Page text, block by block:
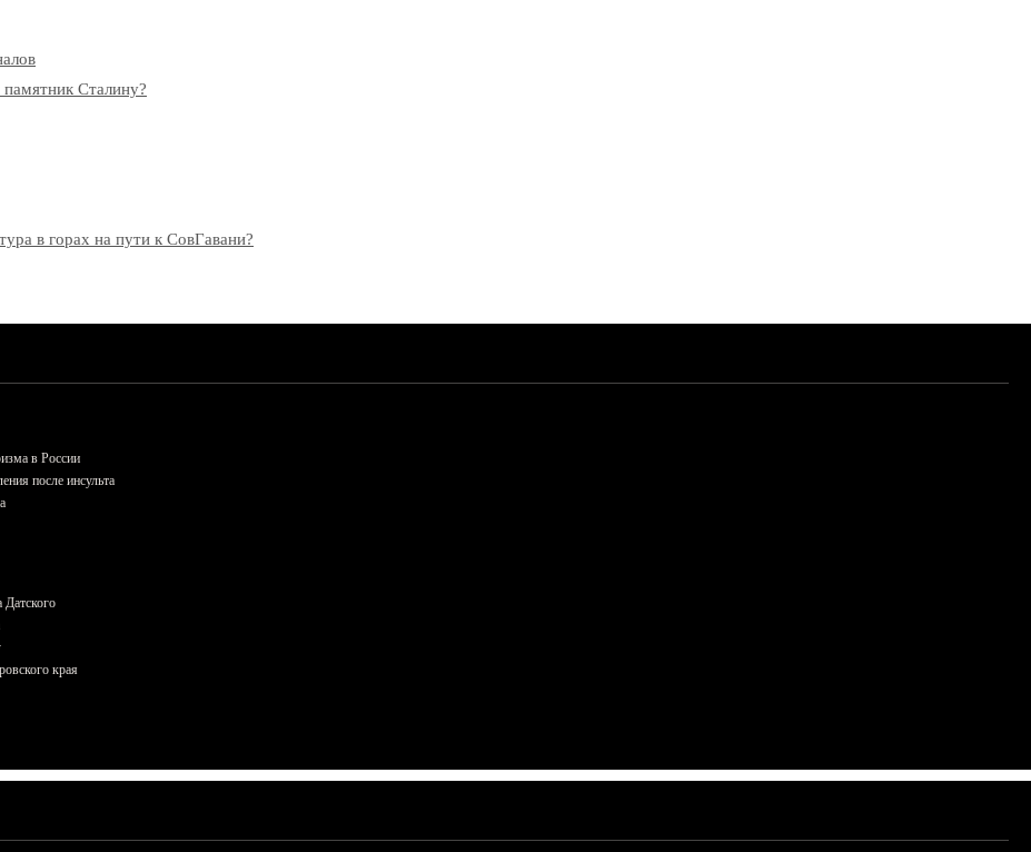
памятник Сталину?
в горах на пути к СовГавани?
в России
после инсульта
края